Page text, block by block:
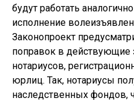
будут работать
исполнение
Законопроект
поправок в
нотариусов,
юрлиц. Так, нотариусы
наследственных фондов,